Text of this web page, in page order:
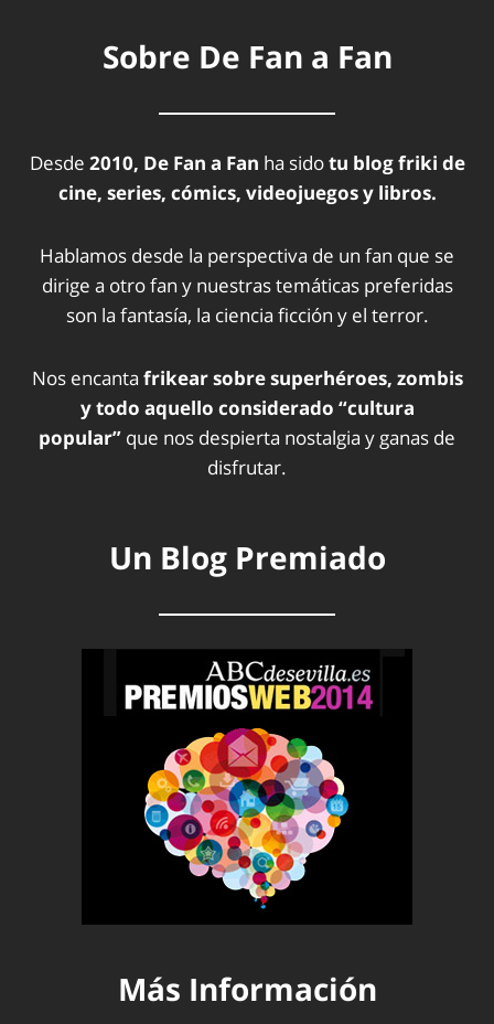
Sobre De Fan a Fan
Desde 2010, De Fan a Fan ha sidotu blog friki de
cine, series, cómics, videojuegos y libros.
Hablamos desde la perspectiva de un fan que se
dirige a otro fan y nuestras temáticas preferidas
son la fantasía, la ciencia ficción y el terror.
Nos encanta frikear sobre superhéroes, zombis
y todo aquello considerado “cultura
popular” que nos despierta nostalgia y ganas de
disfrutar.
Un Blog Premiado
Más Información